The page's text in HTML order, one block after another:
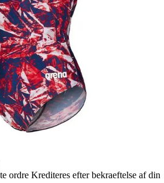
ordre Krediteres efter bekraeftelse af din